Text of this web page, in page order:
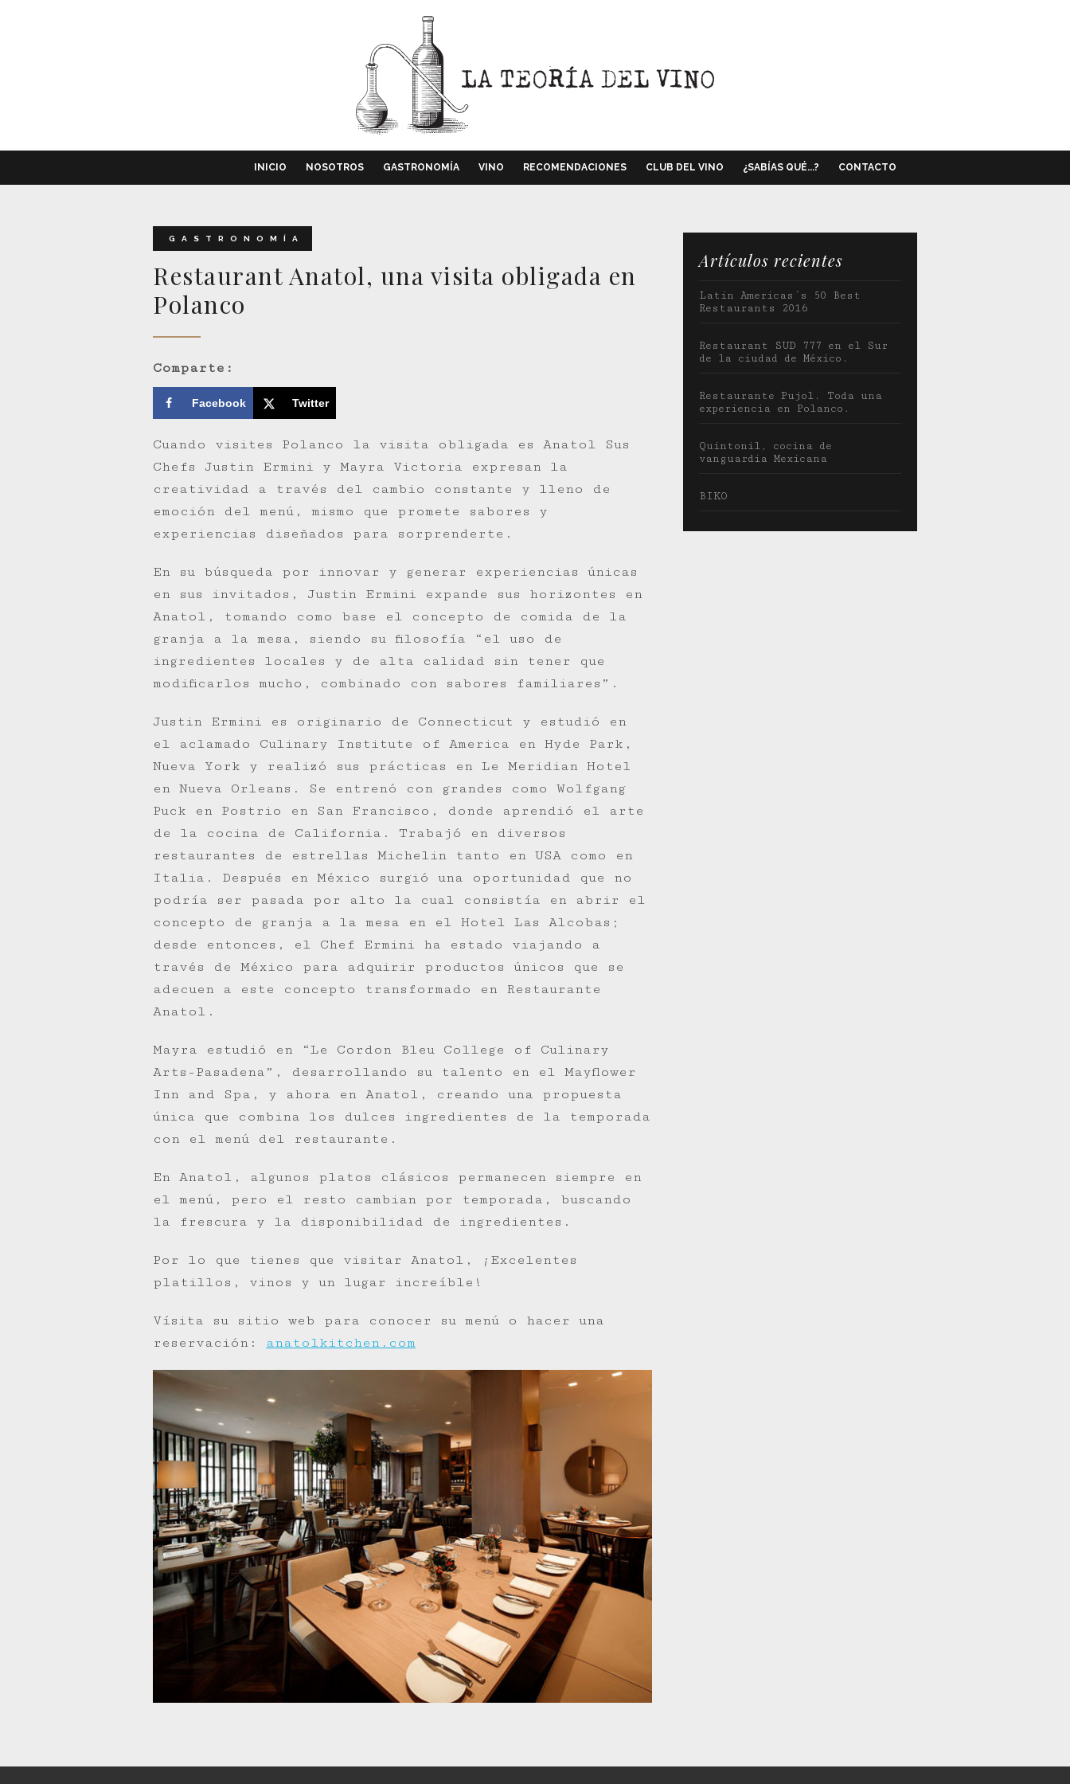
INICIO NOSOTROS GASTRONOMÍA VINO RECOMENDACIONES CLUB DEL VINO ¿SABÍAS QUÉ...? CONTACTO
GASTRONOMÍA
Restaurant Anatol, una visita obligada en
Polanco
Comparte:
Facebook Twitter
Cuando visites Polanco la visita obligada es Anatol Sus
Chefs Justin Ermini y Mayra Victoria expresan la
creatividad a través del cambio constante y lleno de
emoción del menú, mismo que promete sabores y
experiencias diseñados para sorprenderte.
En su búsqueda por innovar y generar experiencias únicas
en sus invitados, Justin Ermini expande sus horizontes en
Anatol, tomando como base el concepto de comida de la
granja a la mesa, siendo su filosofía “el uso de
ingredientes locales y de alta calidad sin tener que
modificarlos mucho, combinado con sabores familiares”.
Justin Ermini es originario de Connecticut y estudió en
el aclamado Culinary Institute of America en Hyde Park,
Nueva York y realizó sus prácticas en Le Meridian Hotel
en Nueva Orleans. Se entrenó con grandes como Wolfgang
Puck en Postrio en San Francisco, donde aprendió el arte
de la cocina de California. Trabajó en diversos
restaurantes de estrellas Michelin tanto en USA como en
Italia. Después en México surgió una oportunidad que no
podría ser pasada por alto la cual consistía en abrir el
concepto de granja a la mesa en el Hotel Las Alcobas;
desde entonces, el Chef Ermini ha estado viajando a
través de México para adquirir productos únicos que se
adecuen a este concepto transformado en Restaurante
Anatol.
Mayra estudió en “Le Cordon Bleu College of Culinary
Arts-Pasadena”, desarrollando su talento en el Mayflower
Inn and Spa, y ahora en Anatol, creando una propuesta
única que combina los dulces ingredientes de la temporada
con el menú del restaurante.
En Anatol, algunos platos clásicos permanecen siempre en
el menú, pero el resto cambian por temporada, buscando
la frescura y la disponibilidad de ingredientes.
Por lo que tienes que visitar Anatol, ¡Excelentes
platillos, vinos y un lugar increíble!
Vísita su sitio web para conocer su menú o hacer una
reservación: anatolkitchen.com
Artículos recientes
Latin Americas´s 50 Best
Restaurants 2016
Restaurant SUD 777 en el Sur
de la ciudad de México.
Restaurante Pujol. Toda una
experiencia en Polanco.
Quintonil, cocina de
vanguardia Mexicana
BIKO